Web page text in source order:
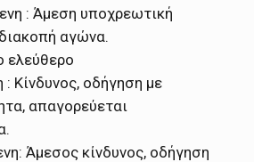
: Άμεση υποχρεωτική
αγώνα.
ελεύθερο
: Κίνδυνος, οδήγηση με
απαγορεύεται
Άμεσος κίνδυνος, οδήγηση